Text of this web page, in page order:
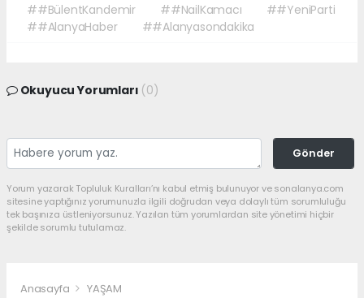
##BülentKandemir ##NailKamacı
##YeniParti
##AlanyaHaber
##Alanyasondakika
Okuyucu Yorumları (0)
Gönder
Yorum yazarak Topluluk Kuralları’nı kabul etmiş bulunuyor ve sonalanya.com
sitesine yaptığınız yorumunuzla ilgili doğrudan veya dolaylı tüm sorumluluğu
tek başınıza üstleniyorsunuz. Yazılan tüm yorumlardan site yönetimi hiçbir
şekilde sorumlu tutulamaz.
Anasayfa YAŞAM